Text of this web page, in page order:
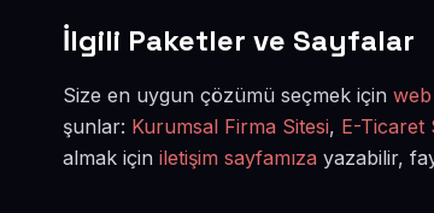
İlgili Paketler ve Sayfalar
Size en uygun çözümü seçmek için
şunlar: Kurumsal Firma Sitesi, E-Ticaret
almak için iletişim sayfamıza yazabilir,